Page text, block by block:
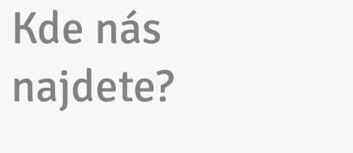
Kde nás
najdete?